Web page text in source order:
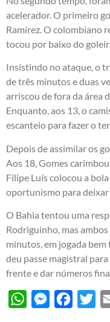
acelerador. O primeiro
Ramírez. O colombiano
tocou por baixo do
Insistindo no ataque, o
de três minutos e duas
arriscou de fora da área
Enquanto, aos 13, o
escanteio para fazer o
Depois de assimilar os
Aos 18, Gomes
Filipe Luís colocou a
oportunismo para deixar
O Bahia tentou uma
Rodriguinho, mas
minutos, em jogada
deu passe magistral
frente e dar números
WhatsAppMessenger